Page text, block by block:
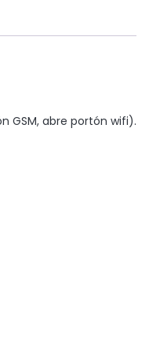
GSM, abre portón wifi).